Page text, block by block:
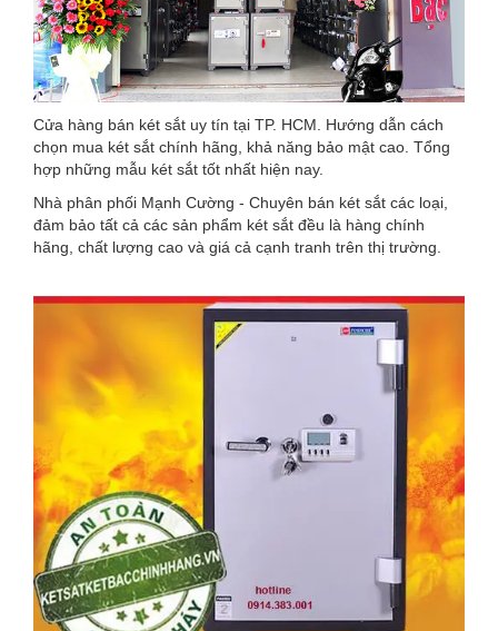
Cửa hàng bán két sắt uy tín tại TP. HCM. Hướng dẫn cách
chọn mua két sắt chính hãng, khả năng bảo mật cao. Tổng
hợp những mẫu két sắt tốt nhất hiện nay.
Nhà phân phối Mạnh Cường - Chuyên bán két sắt các loại,
đảm bảo tất cả các sản phẩm két sắt đều là hàng chính
hãng, chất lượng cao và giá cả cạnh tranh trên thị trường.